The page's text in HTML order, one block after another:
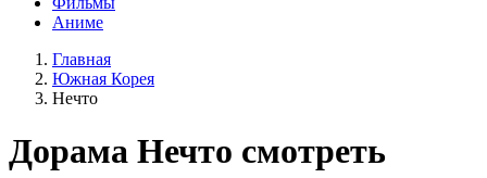
Аниме
Главная
Южная Корея
Нечто
Дорама Нечто смотреть